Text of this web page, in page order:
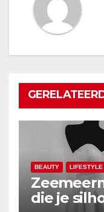
BEAUTY LIFESTYLE
die je